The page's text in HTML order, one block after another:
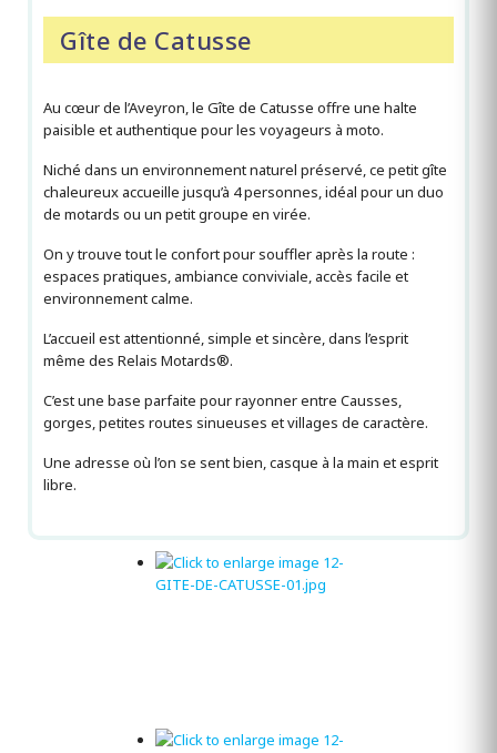
Gîte de Catusse
Au cœur de l’Aveyron, le Gîte de Catusse offre une halte
paisible et authentique pour les voyageurs à moto.
Niché dans un environnement naturel préservé, ce petit gîte
chaleureux accueille jusqu’à 4 personnes, idéal pour un duo
de motards ou un petit groupe en virée.
On y trouve tout le confort pour souffler après la route :
espaces pratiques, ambiance conviviale, accès facile et
environnement calme.
L’accueil est attentionné, simple et sincère, dans l’esprit
même des Relais Motards®.
C’est une base parfaite pour rayonner entre Causses,
gorges, petites routes sinueuses et villages de caractère.
Une adresse où l’on se sent bien, casque à la main et esprit
libre.